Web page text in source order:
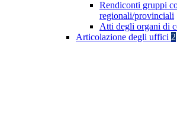
Rendiconti gruppi
regionali/provinciali
Atti degli organi di
Articolazione degli uffici 2